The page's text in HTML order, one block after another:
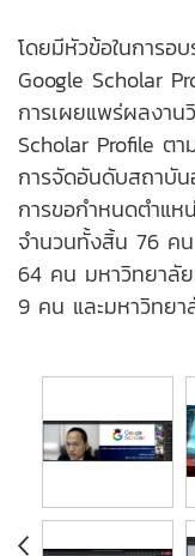
โดยมีหัวข้อในการอ
Google Scholar
การเผยแพร่ผลงาน
Scholar Profile ต
การจัดอันดับสถาบั
การขอกำหนดตำแห
จำนวนทั้งสิ้น 76 ค
64 คน มหาวิทยาลัย
9 คน และมหาวิทย